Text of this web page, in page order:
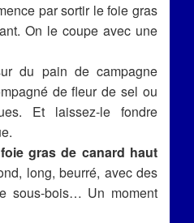
par sortir le foie gras
On le coupe avec une
du pain de campagne
de fleur de sel ou
Et laissez-le fondre
foie gras de canard haut
long, beurré, avec des
sous-bois… Un moment